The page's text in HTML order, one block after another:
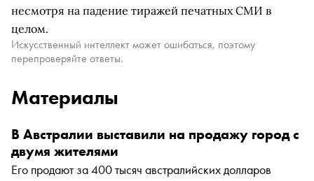
несмотря на падение тиражей печатных СМИ в
целом.
Искусственный интеллект может ошибаться, поэтому
перепроверяйте ответы.
Материалы
В Австралии выставили на продажу город с
двумя жителями
Его продают за 400 тысяч австралийских долларов